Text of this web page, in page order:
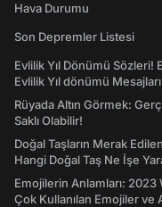
Hava Durumu
Son Depremler Listesi
Evlilik Yıl Dönümü Sözleri!
Evlilik Yıl dönümü Mesajları
Rüyada Altın Görmek:
Saklı Olabilir!
Doğal Taşların Merak
Hangi Doğal Taş Ne İşe
Emojilerin Anlamları:
Çok Kullanılan Emojiler ve